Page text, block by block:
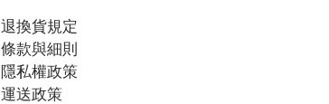
退換貨規定
條款與細則
隱私權政策
運送政策